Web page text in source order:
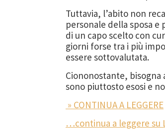
Tuttavia, l’abito non
personale della sposa
di un capo scelto con
giorni forse tra i più
essere sottovalutata.
Ciononostante, bisogna
sono piuttosto esosi e
» CONTINUA A LEGGERE
…continua a leggere su